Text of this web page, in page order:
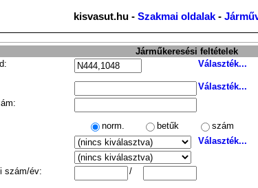
kisvasut.hu - Szakmai oldalak-
Járműkeresési feltételek
Választék...
Választék...
norm.
betűk
szám
Választék...
szám/év:
/